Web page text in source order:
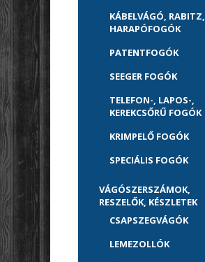
KÁBELVÁGÓ, RABITZ,
HARAPÓFOGÓK
PATENTFOGÓK
SEEGER FOGÓK
TELEFON-, LAPOS-,
KEREKCSŐRŰ FOGÓK
KRIMPELŐ FOGÓK
SPECIÁLIS FOGÓK
VÁGÓSZERSZÁMOK,
RESZELŐK, KÉSZLETEK
CSAPSZEGVÁGÓK
LEMEZOLLÓK